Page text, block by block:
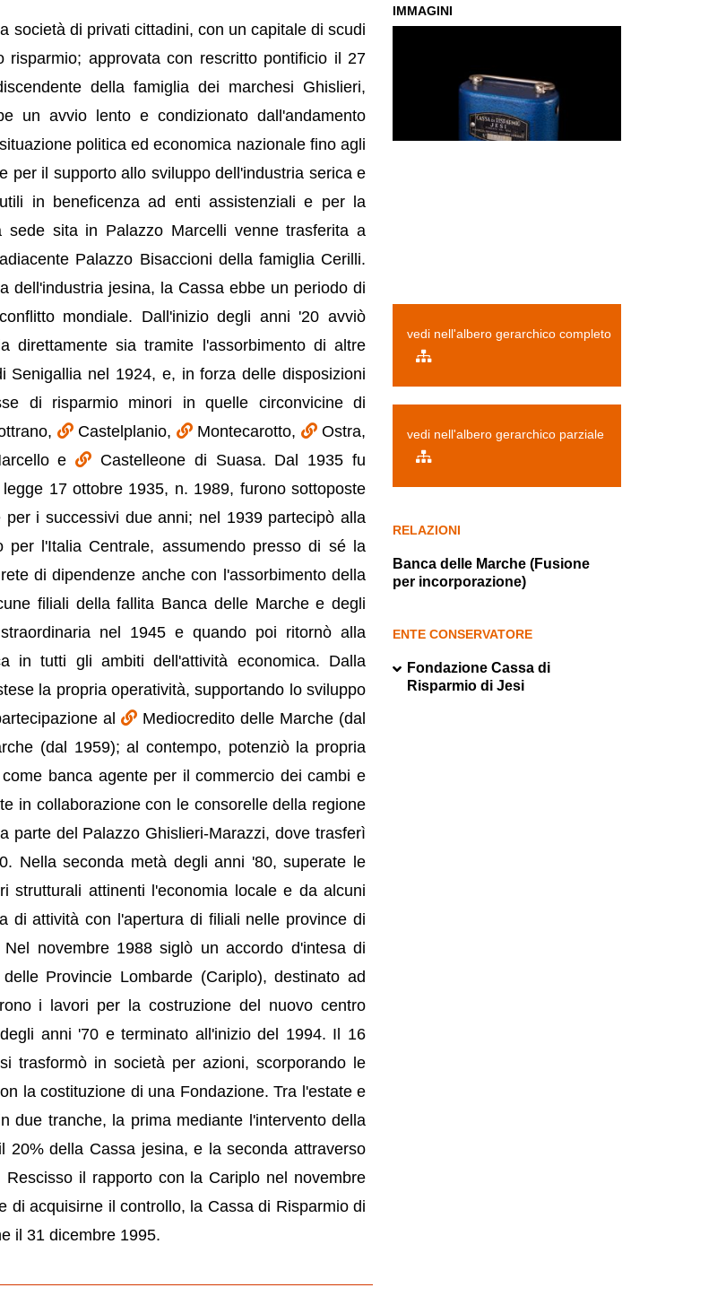
società di privati cittadini, con un capitale di scudi
approvata con rescritto pontificio il 27
della famiglia dei marchesi Ghislieri,
un avvio lento e condizionato dall'andamento
politica ed economica nazionale fino agli
per il supporto allo sviluppo dell'industria serica e
in beneficenza ad enti assistenziali e per la
sita in Palazzo Marcelli venne trasferita a
Palazzo Bisaccioni della famiglia Cerilli.
dell'industria jesina, la Cassa ebbe un periodo di
mondiale. Dall'inizio degli anni '20 avviò
direttamente sia tramite l'assorbimento di altre
Senigallia nel 1924, e, in forza delle disposizioni
di risparmio minori in quelle circonvicine di
Castelplanio, Montecarotto,
Ostra,
e
Castelleone di Suasa. Dal 1935 fu
17 ottobre 1935, n. 1989, furono sottoposte
i successivi due anni; nel 1939 partecipò alla
per l'Italia Centrale, assumendo presso di sé la
di dipendenze anche con l'assorbimento della
filiali della fallita Banca delle Marche e degli
nel 1945 e quando poi ritornò alla
in tutti gli ambiti dell'attività economica. Dalla
la propria operatività, supportando lo sviluppo
al
Mediocredito delle Marche (dal
(dal 1959); al contempo, potenziò la propria
banca agente per il commercio dei cambi e
in collaborazione con le consorelle della regione
parte del Palazzo Ghislieri-Marazzi, dove trasferì
Nella seconda metà degli anni '80, superate le
strutturali attinenti l'economia locale e da alcuni
di attività con l'apertura di filiali nelle province di
novembre 1988 siglò un accordo d'intesa di
Provincie Lombarde (Cariplo), destinato ad
i lavori per la costruzione del nuovo centro
anni '70 e terminato all'inizio del 1994. Il 16
trasformò in società per azioni, scorporando le
la costituzione di una Fondazione. Tra l'estate e
due tranche, la prima mediante l'intervento della
della Cassa jesina, e la seconda attraverso
il rapporto con la Cariplo nel novembre
di acquisirne il controllo, la Cassa di Risparmio di
il 31 dicembre 1995.
IMMAGINI
vedi nell'albero gerarchico completo
vedi nell'albero gerarchico parziale
RELAZIONI
Banca delle Marche (Fusione
per incorporazione)
ENTE CONSERVATORE
Fondazione Cassa di
Risparmio di Jesi